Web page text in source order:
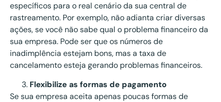
específicos para o real cenário da sua central de
rastreamento. Por exemplo, não adianta criar diversas
ações, se você não sabe qual o problema financeiro da
sua empresa. Pode ser que os números de
inadimplência estejam bons, mas a taxa de
cancelamento esteja gerando problemas financeiros.
Flexibilize as formas de pagamento
Se sua empresa aceita apenas poucas formas de